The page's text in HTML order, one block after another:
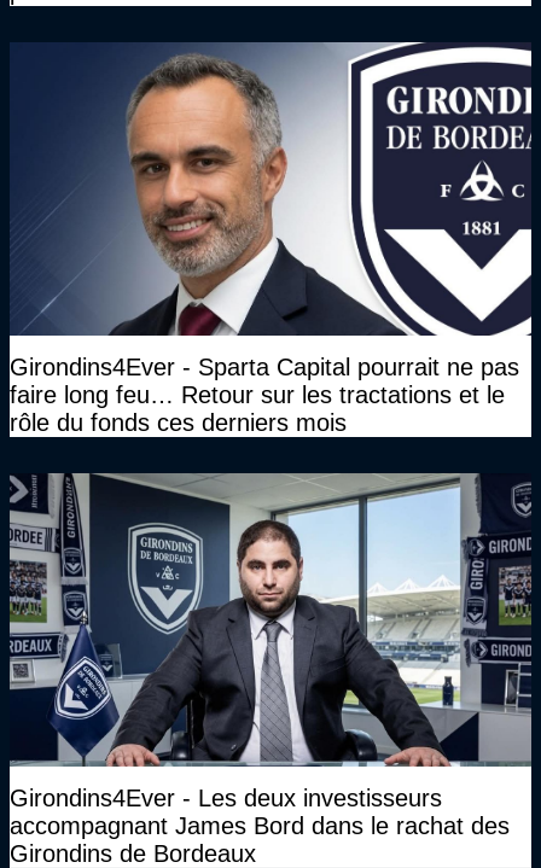
Girondins4Ever - Sparta Capital pourrait ne pas
faire long feu… Retour sur les tractations et le
rôle du fonds ces derniers mois
Girondins4Ever - Les deux investisseurs
accompagnant James Bord dans le rachat des
Girondins de Bordeaux